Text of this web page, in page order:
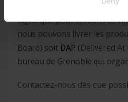
Nous pouvons nous occuper
logistique pour certains de
nous pouvons livrer les
Board) soit DAP (Delivered At
bureau de Grenoble qui
Contactez-nous dès que